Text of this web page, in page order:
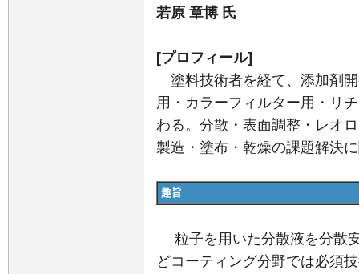
若原 章博 氏
[プロフィール]
塗料技術者を経て、添加剤
用・カラーフィルター用・リ
わる。分散・表面調整・レオ
製造・塗布・乾燥の課題解決
趣旨
粒子を用いた分散液を分散
どコーティング分野では必須